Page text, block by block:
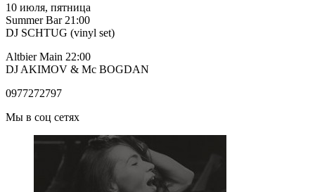
10 июля, пятница
Summer Bar 21:00
DJ SCHTUG (vinyl set)
Altbier Main 22:00
DJ AKIMOV & Mc BOGDAN
0977272797
Мы в соц сетях